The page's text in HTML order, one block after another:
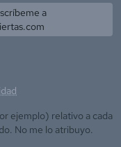
a
ejemplo) relativo a cada
No me lo atribuyo.